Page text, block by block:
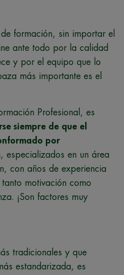
formación, sin importar el
ante todo por la calidad
y por el equipo que lo
más importante es el
Profesional, es
siempre de que el
por
, especializados en un área
con años de experiencia
motivación como
¡Son factores muy
tradicionales y que
estandarizada, es